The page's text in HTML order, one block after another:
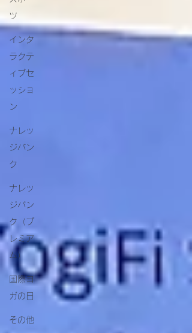
ツ
インタ
ラクテ
ィブセ
ッショ
ン
ナレッ
ジバン
ク
ナレッ
ジバン
ク（プ
レミア
ム）
国際ヨ
ガの日
その他